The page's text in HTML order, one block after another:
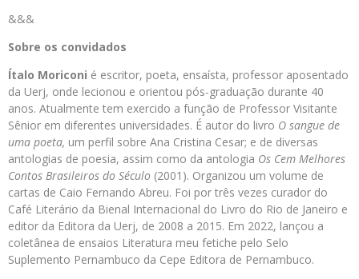
&&&
Sobre os convidados
Ítalo Moriconi é escritor, poeta, ensaísta, professor aposentado
da Uerj, onde lecionou e orientou pós-graduação durante 40
anos. Atualmente tem exercido a função de Professor Visitante
Sênior em diferentes universidades. É autor do livro O sangue de
uma poeta, um perfil sobre Ana Cristina Cesar; e de diversas
antologias de poesia, assim como da antologia Os Cem Melhores
Contos Brasileiros do Século (2001). Organizou um volume de
cartas de Caio Fernando Abreu. Foi por três vezes curador do
Café Literário da Bienal Internacional do Livro do Rio de Janeiro e
editor da Editora da Uerj, de 2008 a 2015. Em 2022, lançou a
coletânea de ensaios Literatura meu fetiche pelo Selo
Suplemento Pernambuco da Cepe Editora de Pernambuco.